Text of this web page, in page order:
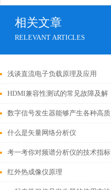
相关文章
RELEVANT ARTICLES
浅谈直流电子负载原理及应用
HDMI兼容性测试的常见故障及解
决方案
数字信号发生器能够产生各种高质
量的数字信号
什么是矢量网络分析仪
考一考你对频谱分析仪的技术指标
了解了多少
红外热成像仪原理